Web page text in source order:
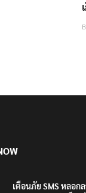
เตือนภัย SMS หลอก